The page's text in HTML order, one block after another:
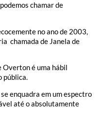
chamar de
no ano de 2003,
chamada de Janela de
Overton é uma hábil
pública.
enquadra em um espectro
até o absolutamente